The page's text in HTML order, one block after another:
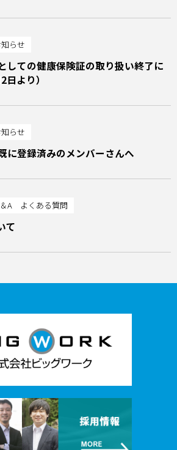
らせ
しての健康保険証の取り扱い終了に
より）
らせ
に登録済みのメンバーさんへ
A よくある質問
て